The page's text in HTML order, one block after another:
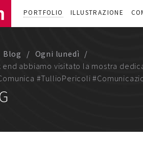
PORTFOLIO ILLUSTRAZIONE
Blog
Ogni lunedì
end abbiamo visitato la mostra
#TullioPericoli